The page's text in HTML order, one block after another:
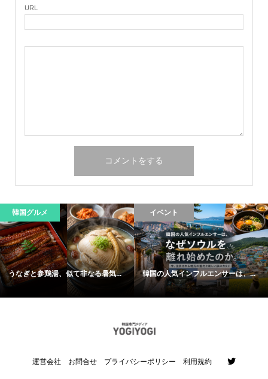
URL
韓国グルメ
うなぎと参鶏湯、似て非なる暑気...
イベント
韓国の人気インフルエンサーは、...
運営会社 お問合せ プライバシーポリシー 利用規約